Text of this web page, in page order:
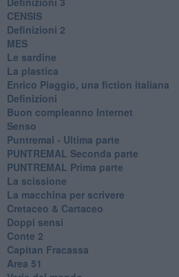
CENSIS
​Definizioni 2
MES
Le sardine
La plastica
​Enrico Piaggio, una fiction italiana
Definizioni
​Buon compleanno Internet
Senso
Puntremal - Ultima parte
PUNTREMAL Seconda parte
​PUNTREMAL Prima parte
La scissione
La macchina per scrivere
Cretaceo & Cartaceo
Doppi sensi
​Conte 2
​Capitan Fracassa
​Area 51